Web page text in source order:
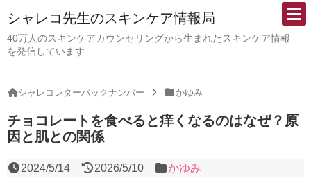
シャレコ先生のスキンケア情報局
40万人のスキンケアカウンセリングから生まれたスキンケア情報
を発信しています
シャレコレターバックナンバー かゆみ
チョコレートを食べると痒くなるのはなぜ？原
因と肌との関係
2024/5/14 2026/5/10 かゆみ